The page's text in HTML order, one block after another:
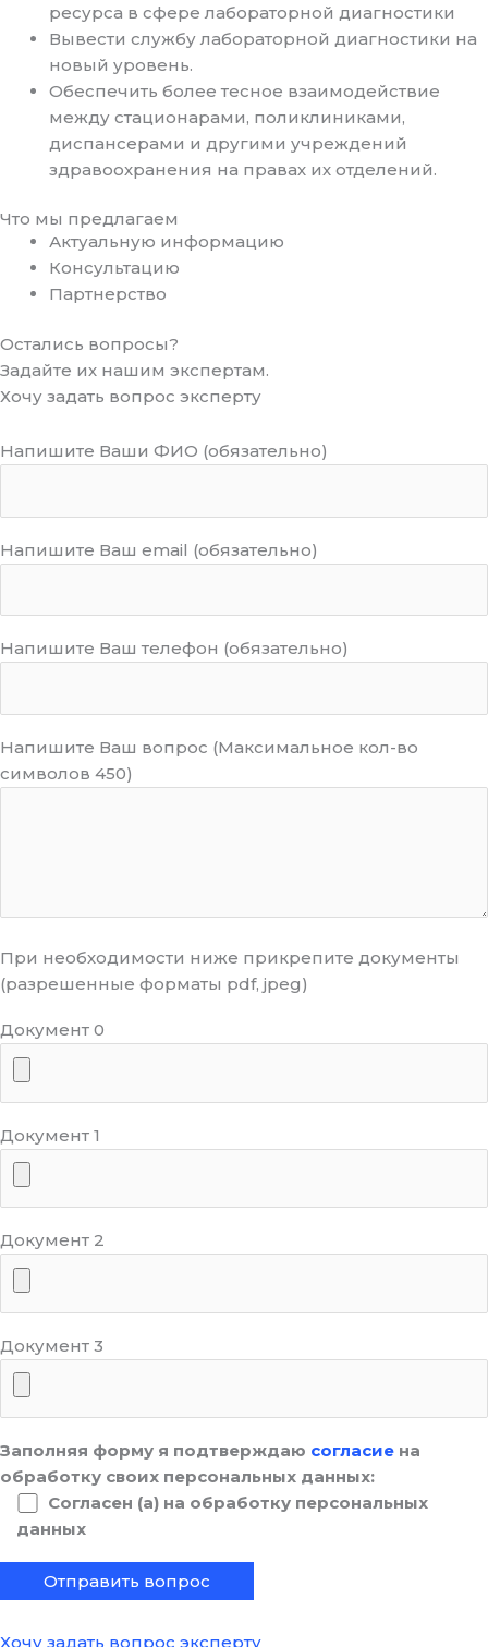
ресурса в сфере лабораторной диагностики
Вывести службу лабораторной диагностики на
новый уровень.
Обеспечить более тесное взаимодействие
между стационарами, поликлиниками,
диспансерами и другими учреждений
здравоохранения на правах их отделений.
Что мы предлагаем
Актуальную информацию
Консультацию
Партнерство
Остались вопросы?
Задайте их нашим экспертам.
Хочу задать вопрос эксперту
Напишите Ваши ФИО (обязательно)
Напишите Ваш email (обязательно)
Напишите Ваш телефон (обязательно)
Напишите Ваш вопрос (Максимальное кол-во
символов 450)
При необходимости ниже прикрепите документы
(разрешенные форматы pdf, jpeg)
Документ 0
Документ 1
Документ 2
Документ 3
Заполняя форму я подтверждаю согласие на
обработку своих персональных данных:
Согласен (а) на обработку персональных
данных
Хочу задать вопрос эксперту